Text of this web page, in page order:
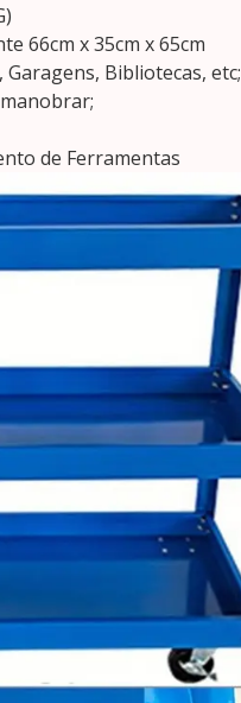
66cm x 35cm x 65cm
Bibliotecas, etc;
de Ferramentas